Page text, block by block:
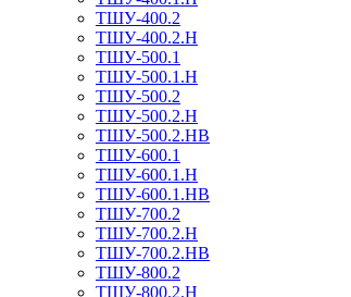
ТШУ-400.2
ТШУ-400.2.Н
ТШУ-500.1
ТШУ-500.1.Н
ТШУ-500.2
ТШУ-500.2.Н
ТШУ-500.2.НВ
ТШУ-600.1
ТШУ-600.1.Н
ТШУ-600.1.НВ
ТШУ-700.2
ТШУ-700.2.Н
ТШУ-700.2.НВ
ТШУ-800.2
ТШУ-800.2.Н